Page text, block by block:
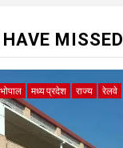
MISSED
भोपाल मध्य प्रदेश राज्य रेलवे